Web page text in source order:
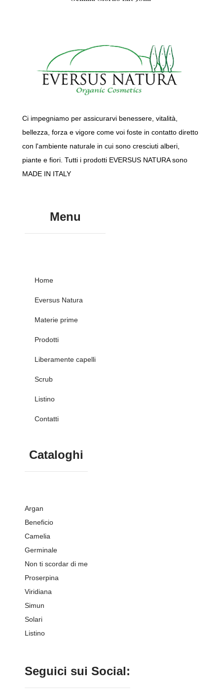
Ci impegniamo per assicurarvi benessere, vitalità,
bellezza, forza e vigore come voi foste in contatto diretto
con l'ambiente naturale in cui sono cresciuti alberi,
piante e fiori. Tutti i prodotti EVERSUS NATURA sono
MADE IN ITALY
Menu
Home
Eversus Natura
Materie prime
Prodotti
Liberamente capelli
Scrub
Listino
Contatti
Cataloghi
Argan
Beneficio
Camelia
Germinale
Non ti scordar di me
Proserpina
Viridiana
Simun
Solari
Listino
Seguici sui Social: